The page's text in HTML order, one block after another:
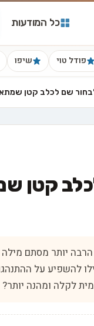
כל המודעות
פודל טוי שיפו
שם לכלב קטן
קטן
יותר מסתם
להשפיע על
לקלה ומהנה יותר?